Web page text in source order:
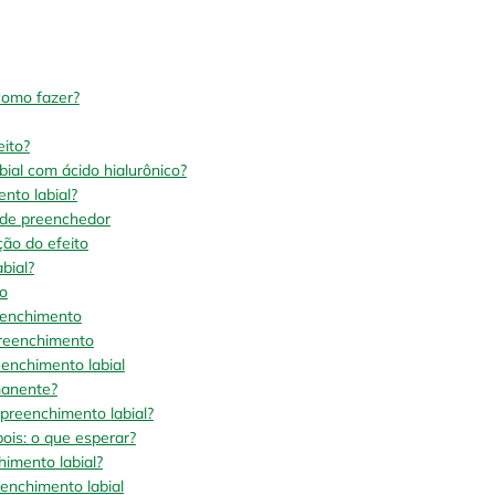
fazer?
com ácido hialurônico?
labial?
preenchedor
do efeito
labial
labial?
o que esperar?
labial?
labial